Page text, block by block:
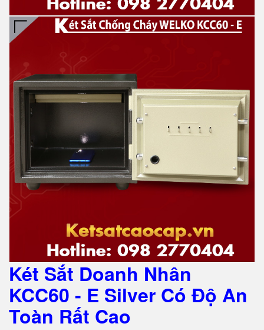
Két Sắt Doanh Nhân
KCC60 - E Silver Có Độ An
Toàn Rất Cao